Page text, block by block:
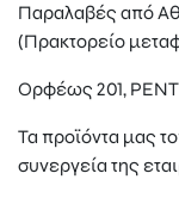
Παραλαβές από
(Πρακτορείο
Ορφέως 201,
Τα προϊόντα μας
συνεργεία της